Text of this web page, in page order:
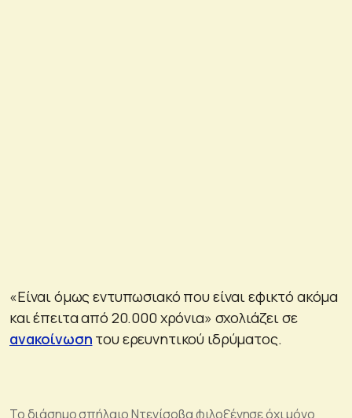
«Είναι όμως εντυπωσιακό που είναι εφικτό ακόμα
και έπειτα από 20.000 χρόνια» σχολιάζει σε
ανακοίνωση του ερευνητικού ιδρύματος.
To διάσημο σπήλαιο Ντενίσοβα φιλοξένησε όχι μόνο